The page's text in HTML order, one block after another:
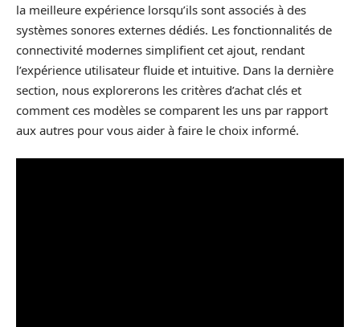
la meilleure expérience lorsqu’ils sont associés à des
systèmes sonores externes dédiés. Les fonctionnalités de
connectivité modernes simplifient cet ajout, rendant
l’expérience utilisateur fluide et intuitive. Dans la dernière
section, nous explorerons les critères d’achat clés et
comment ces modèles se comparent les uns par rapport
aux autres pour vous aider à faire le choix informé.